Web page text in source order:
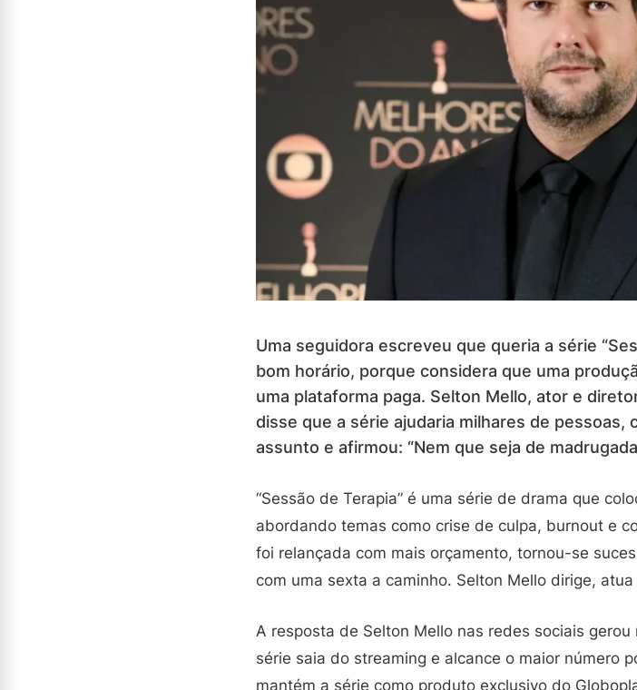
Uma seguidora escreveu que queria a série
bom horário, porque considera que uma
uma plataforma paga. Selton Mello, ator e
disse que a série ajudaria milhares de
assunto e afirmou: “Nem que seja de
“Sessão de Terapia” é uma série de drama que
abordando temas como crise de culpa, burnout e
foi relançada com mais orçamento, tornou-se
com uma sexta a caminho. Selton Mello dirige,
A resposta de Selton Mello nas redes sociais
série saia do streaming e alcance o maior número
mantém a série como produto exclusivo do